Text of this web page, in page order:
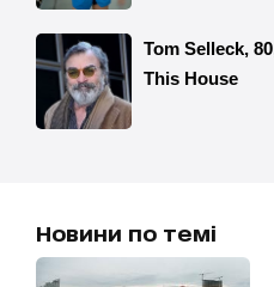
Новини по темі